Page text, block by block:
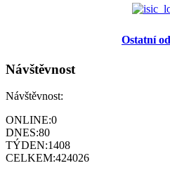
Ostatní
Návštěvnost
Návštěvnost:
ONLINE:0
DNES:80
TÝDEN:1408
CELKEM:424026